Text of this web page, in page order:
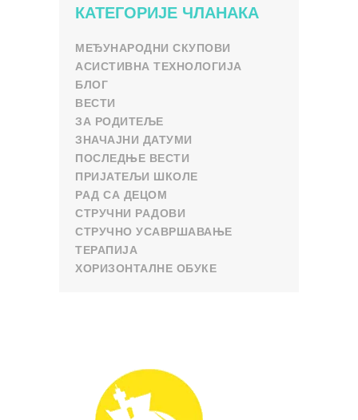
КАТЕГОРИЈЕ ЧЛАНАКА
МЕЂУНАРОДНИ СКУПОВИ
АСИСТИВНА ТЕХНОЛОГИЈА
БЛОГ
ВЕСТИ
ЗА РОДИТЕЉЕ
ЗНАЧАЈНИ ДАТУМИ
ПОСЛЕДЊЕ ВЕСТИ
ПРИЈАТЕЉИ ШКОЛЕ
РАД СА ДЕЦОМ
СТРУЧНИ РАДОВИ
СТРУЧНО УСАВРШАВАЊЕ
ТЕРАПИЈА
ХОРИЗОНТАЛНЕ ОБУКЕ